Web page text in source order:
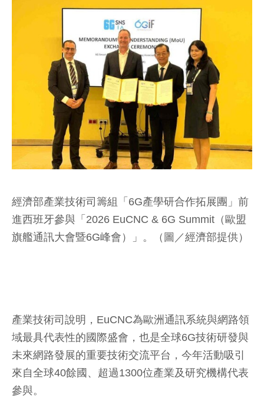
經濟部產業技術司籌組「6G產學研合作拓展團」前
進西班牙參與「2026 EuCNC & 6G Summit（歐盟
旗艦通訊大會暨6G峰會）」。（圖／經濟部提供）
產業技術司說明，EuCNC為歐洲通訊系統與網路領
域最具代表性的國際盛會，也是全球6G技術研發與
未來網路發展的重要技術交流平台，今年活動吸引
來自全球40餘國、超過1300位產業及研究機構代表
參與。